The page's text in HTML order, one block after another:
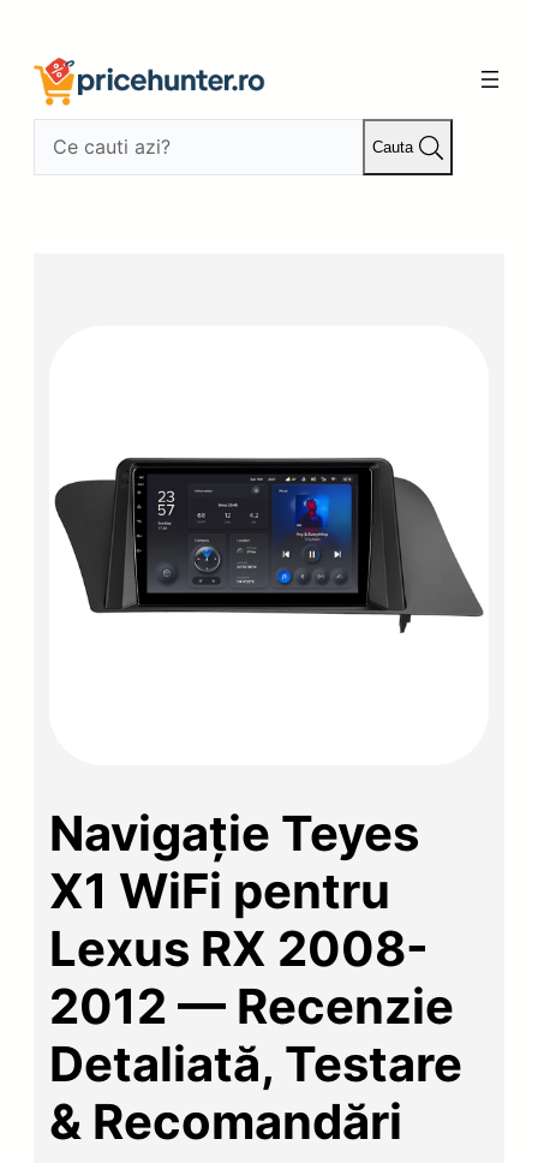
conținut
Cauta
Navigație Teyes
X1 WiFi pentru
Lexus RX 2008-
2012 — Recenzie
Detaliată, Testare
& Recomandări